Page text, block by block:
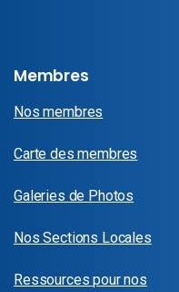
Membres
Nos membres
Carte des membres
Galeries de Photos
Nos Sections Locales
Ressources pour nos